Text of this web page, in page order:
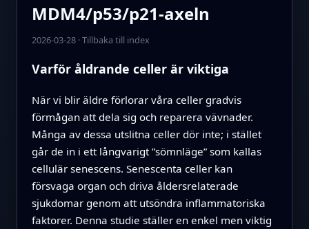
MDM4/p53/p21-axeln
2026-03-28·Tillbaka till index
Varför åldrande celler är viktiga
När vi blir äldre förlorar våra celler gradvis
förmågan att dela sig och reparera vävnader.
Många av dessa utslitna celler dör inte; i stället
går de in i ett långvarigt ”sömnläge” som kallas
cellulär senescens. Senescenta celler kan
försvaga organ och driva åldersrelaterade
sjukdomar genom att utsöndra inflammatoriska
faktorer. Denna studie ställer en enkel men viktig